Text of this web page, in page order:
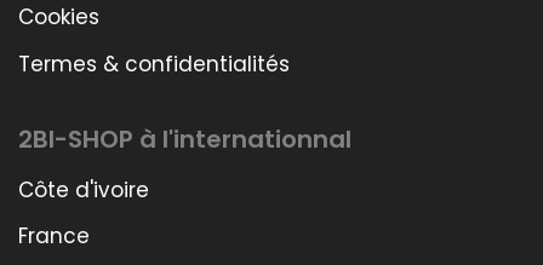
Cookies
Termes & confidentialités
2BI-SHOP à l'internationnal
Côte d'ivoire
France